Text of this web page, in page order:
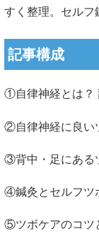
すく整理。セルフ
記事構成
①自律神経とは？
②自律神経に良い
③背中・足にある
④鍼灸とセルフツ
⑤ツボケアのコツ